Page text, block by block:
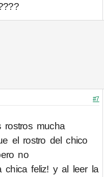
#7
rostros mucha
el rostro del chico
no
chica feliz! y al leer la